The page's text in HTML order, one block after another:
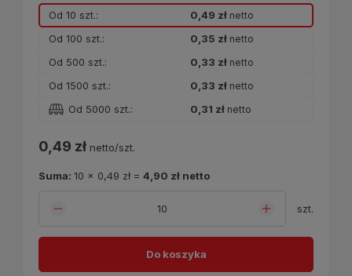
Od 10 szt.: 0,49 złnetto
Od 100 szt.: 0,35 złnetto
Od 500 szt.: 0,33 złnetto
Od 1500 szt.: 0,33 złnetto
Od 5000 szt.: 0,31 złnetto
0,49 zł netto/szt.
szt.
Do koszyka
Suma: 10 x 0,49 zł = 4,90 zł netto